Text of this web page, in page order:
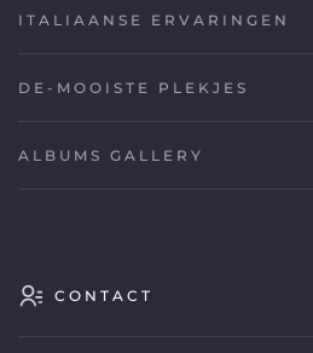
ITALIAANSE ERVARINGEN
DE-MOOISTE PLEKJES
ALBUMS GALLERY
CONTACT